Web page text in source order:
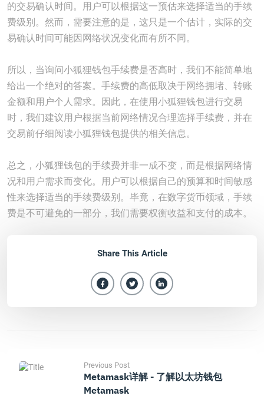
的交易确认时间。用户可以根据这一预估来选择适当的手续
费级别。然而，需要注意的是，这只是一个估计，实际的交
易确认时间可能因网络状况变化而有所不同。
所以，当询问小狐狸钱包手续费是否高时，我们不能简单地
给出一个绝对的答案。手续费的高低取决于网络拥堵、转账
金额和用户个人需求。因此，在使用小狐狸钱包进行交易
时，我们建议用户根据当前网络情况合理选择手续费，并在
交易前仔细阅读小狐狸钱包提供的相关信息。
总之，小狐狸钱包的手续费并非一成不变，而是根据网络情
况和用户需求而变化。用户可以根据自己的预算和时间敏感
性来选择适当的手续费级别。毕竟，在数字货币领域，手续
费是不可避免的一部分，我们需要权衡收益和支付的成本。
Share This Article
Previous Post
Metamask详解 - 了解以太坊钱包
Metamask